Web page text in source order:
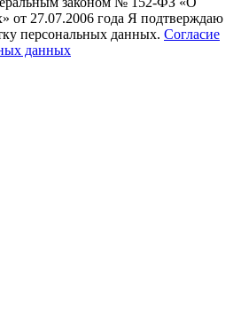
от 27.07.2006 года Я подтверждаю
персональных данных. Согласие
данных